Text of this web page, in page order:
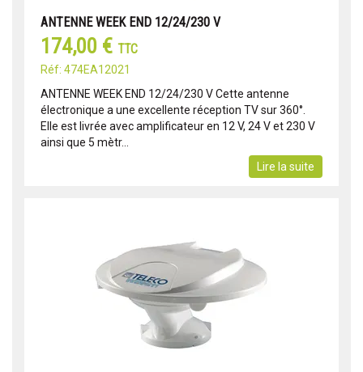
ANTENNE WEEK END 12/24/230 V
174,00 € TTC
Réf: 474EA12021
ANTENNE WEEK END 12/24/230 V Cette antenne
électronique a une excellente réception TV sur 360°.
Elle est livrée avec amplificateur en 12 V, 24 V et 230 V
ainsi que 5 mètr...
Lire la suite